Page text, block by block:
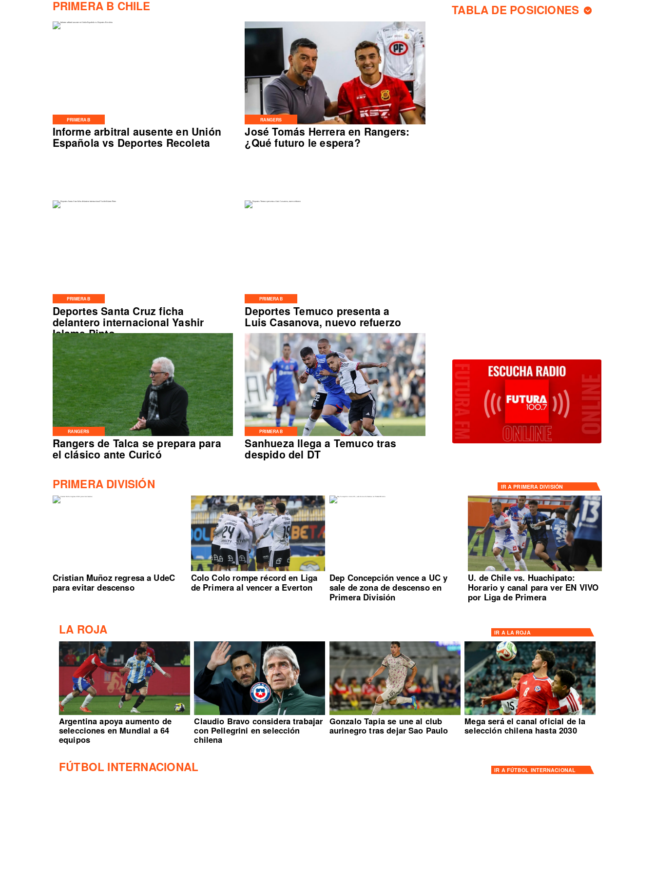
PRIMERA B
Informe arbitral ausente en Unión
Española vs Deportes Recoleta
RANGERS
José Tomás Herrera en Rangers:
¿Qué futuro le espera?
PRIMERA B
Deportes Santa Cruz ficha
delantero internacional Yashir
Islame Pinto
PRIMERA B
Deportes Temuco presenta a
Luis Casanova, nuevo refuerzo
PRIMERA B CHILE TABLA DE POSICIONES
RANGERS
Rangers de Talca se prepara para
el clásico ante Curicó
PRIMERA B
Sanhueza llega a Temuco tras
despido del DT
PRIMERA DIVISIÓN IR A PRIMERA DIVISIÓN
Cristian Muñoz regresa a UdeC
para evitar descenso
Colo Colo rompe récord en Liga
de Primera al vencer a Everton
Dep Concepción vence a UC y
sale de zona de descenso en
Primera División
U. de Chile vs. Huachipato:
Horario y canal para ver EN VIVO
por Liga de Primera
LA ROJA IR A LA ROJA
Argentina apoya aumento de
selecciones en Mundial a 64
equipos
Claudio Bravo considera trabajar
con Pellegrini en selección
chilena
Gonzalo Tapia se une al club
aurinegro tras dejar Sao Paulo
Mega será el canal oficial de la
selección chilena hasta 2030
FÚTBOL INTERNACIONAL IR A FÚTBOL INTERNACIONAL